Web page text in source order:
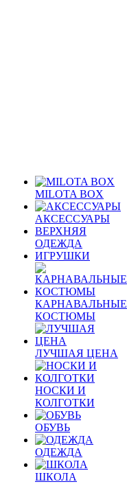
MILOTA BOX
АКСЕССУАРЫ
ВЕРХНЯЯ
ОДЕЖДА
ИГРУШКИ
КАРНАВАЛЬНЫЕ
КОСТЮМЫ
ЛУЧШАЯ ЦЕНА
НОСКИ И
КОЛГОТКИ
ОБУВЬ
ОДЕЖДА
ШКОЛА